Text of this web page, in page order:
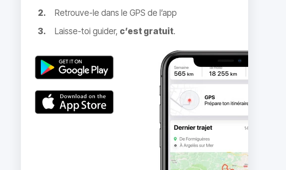
Retrouve-le dans le GPS de l’app
Laisse-toi guider, c’est gratuit.